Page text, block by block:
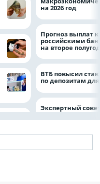
на 2026 год
Прогноз выплат
российскими
на второе
ВТБ повысил
по депозитам
Экспертный